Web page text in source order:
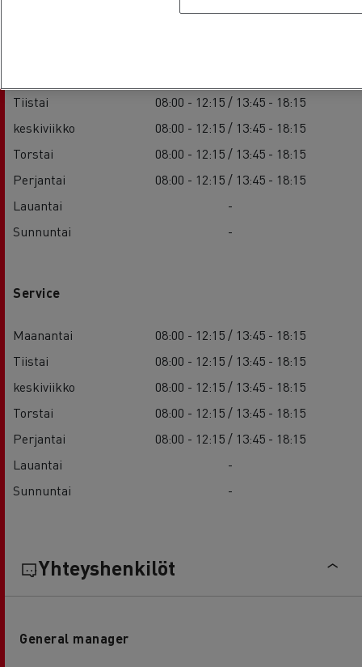
Tiistai
08:00 - 12:15 / 13:45 - 18:15
keskiviikko
08:00 - 12:15 / 13:45 - 18:15
Torstai
08:00 - 12:15 / 13:45 - 18:15
Perjantai
08:00 - 12:15 / 13:45 - 18:15
Lauantai
-
Sunnuntai
-
Service
Maanantai
08:00 - 12:15 / 13:45 - 18:15
Tiistai
08:00 - 12:15 / 13:45 - 18:15
keskiviikko
08:00 - 12:15 / 13:45 - 18:15
Torstai
08:00 - 12:15 / 13:45 - 18:15
Perjantai
08:00 - 12:15 / 13:45 - 18:15
Lauantai
-
Sunnuntai
-
Yhteyshenkilöt
General manager